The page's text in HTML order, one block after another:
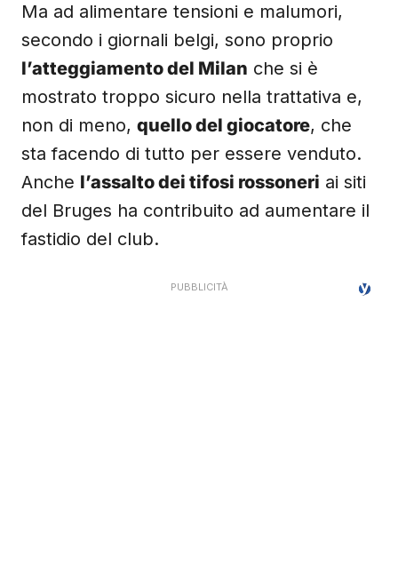
Ma ad alimentare tensioni e malumori,
secondo i giornali belgi, sono proprio
l’atteggiamento del Milan che si è
mostrato troppo sicuro nella trattativa e,
non di meno, quello del giocatore, che
sta facendo di tutto per essere venduto.
Anche l’assalto dei tifosi rossoneri ai siti
del Bruges ha contribuito ad aumentare il
fastidio del club.